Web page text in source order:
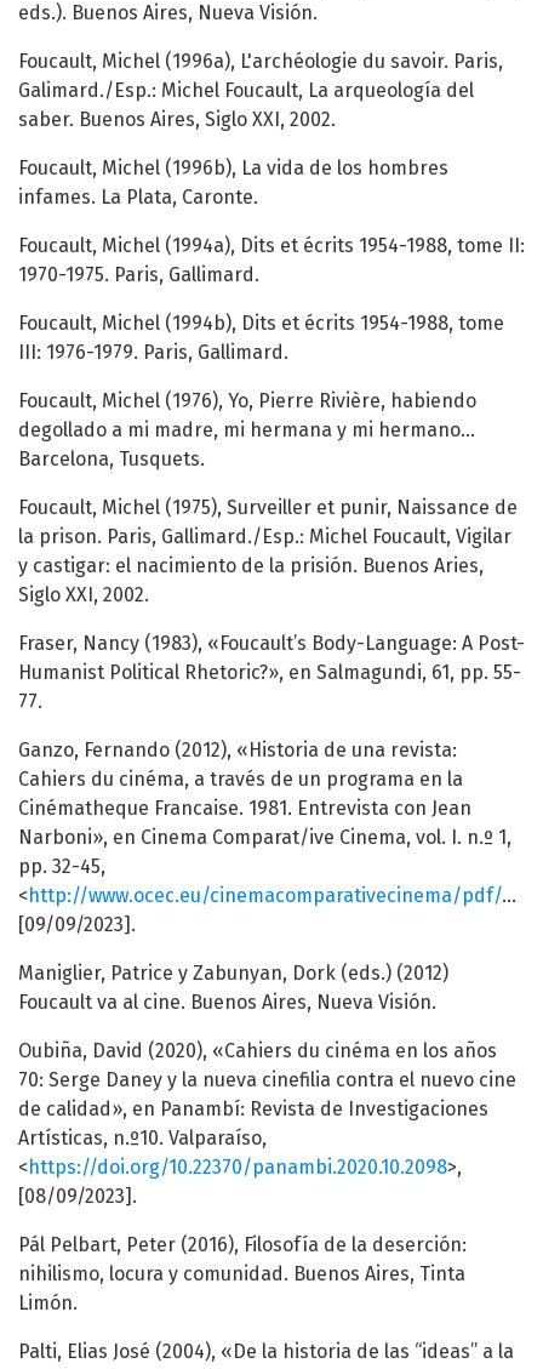
eds.). Buenos Aires, Nueva Visión.
Foucault, Michel (1996a), L'archéologie du savoir. Paris,
Galimard./Esp.: Michel Foucault, La arqueología del
saber. Buenos Aires, Siglo XXI, 2002.
Foucault, Michel (1996b), La vida de los hombres
infames. La Plata, Caronte.
Foucault, Michel (1994a), Dits et écrits 1954-1988, tome II:
1970-1975. Paris, Gallimard.
Foucault, Michel (1994b), Dits et écrits 1954-1988, tome
III: 1976-1979. Paris, Gallimard.
Foucault, Michel (1976), Yo, Pierre Rivière, habiendo
degollado a mi madre, mi hermana y mi hermano…
Barcelona, Tusquets.
Foucault, Michel (1975), Surveiller et punir, Naissance de
la prison. Paris, Gallimard./Esp.: Michel Foucault, Vigilar
y castigar: el nacimiento de la prisión. Buenos Aries,
Siglo XXI, 2002.
Fraser, Nancy (1983), «Foucault’s Body-Language: A Post-
Humanist Political Rhetoric?», en Salmagundi, 61, pp. 55-
77.
Ganzo, Fernando (2012), «Historia de una revista:
Cahiers du cinéma, a través de un programa en la
Cinématheque Francaise. 1981. Entrevista con Jean
Narboni», en Cinema Comparat/ive Cinema, vol. I. n.º 1,
pp. 32-45,
<http://www.ocec.eu/cinemacomparativecinema/pdf/ccc01_cas_ganzo.pdf
[09/09/2023].
Maniglier, Patrice y Zabunyan, Dork (eds.) (2012)
Foucault va al cine. Buenos Aires, Nueva Visión.
Oubiña, David (2020), «Cahiers du cinéma en los años
70: Serge Daney y la nueva cinefilia contra el nuevo cine
de calidad», en Panambí: Revista de Investigaciones
Artísticas, n.º10. Valparaíso,
<https://doi.org/10.22370/panambi.2020.10.2098>,
[08/09/2023].
Pál Pelbart, Peter (2016), Filosofía de la deserción:
nihilismo, locura y comunidad. Buenos Aires, Tinta
Limón.
Palti, Elias José (2004), «De la historia de las “ideas” a la